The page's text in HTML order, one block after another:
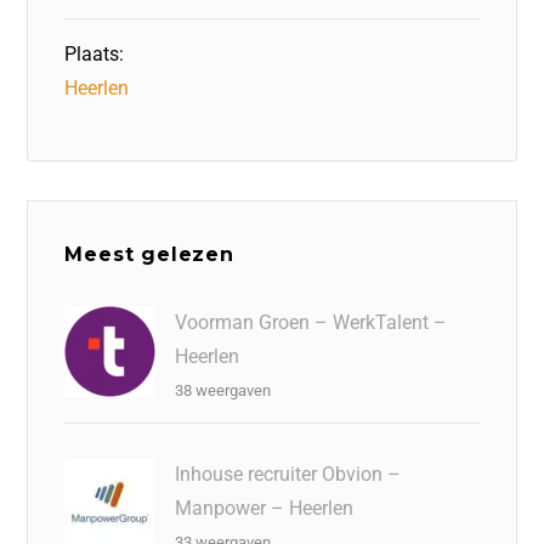
Plaats:
Heerlen
Meest gelezen
Voorman Groen – WerkTalent –
Heerlen
38 weergaven
Inhouse recruiter Obvion –
Manpower – Heerlen